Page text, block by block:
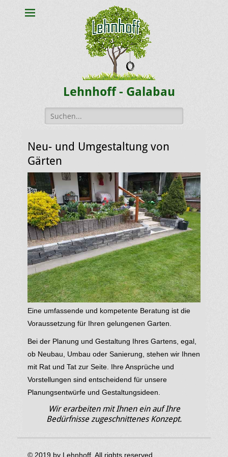
Lehnhoff - Galabau
Suche
nach:
Neu- und Umgestaltung von
Gärten
Eine umfassende und kompetente Beratung ist die
Voraussetzung für Ihren gelungenen Garten.
Bei der Planung und Gestaltung Ihres Gartens, egal,
ob Neubau, Umbau oder Sanierung, stehen wir Ihnen
mit Rat und Tat zur Seite. Ihre Ansprüche und
Vorstellungen sind entscheidend für unsere
Planungsentwürfe und Gestaltungsideen.
Wir erarbeiten mit Ihnen ein auf Ihre
Bedürfnisse zugeschnittenes Konzept.
© 2019 by Lehnhoff. All rights reserved.